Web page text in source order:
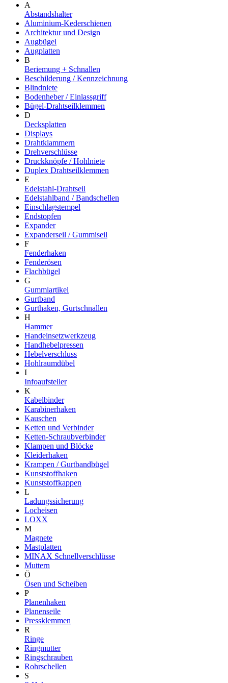
A
Abstandshalter
Aluminium-Kederschienen
Architektur und Design
Augbügel
Augplatten
B
Beriemung + Schnallen
Beschilderung / Kennzeichnung
Blindniete
Bodenheber / Einlassgriff
Bügel-Drahtseilklemmen
D
Decksplatten
Displays
Drahtklammern
Drehverschlüsse
Druckknöpfe / Hohlniete
Duplex Drahtseilklemmen
E
Edelstahl-Drahtseil
Edelstahlband / Bandschellen
Einschlagstempel
Endstopfen
Expander
Expanderseil / Gummiseil
F
Fenderhaken
Fenderösen
Flachbügel
G
Gummiartikel
Gurtband
Gurthaken, Gurtschnallen
H
Hammer
Handeinsetzwerkzeug
Handhebelpressen
Hebelverschluss
Hohlraumdübel
I
Infoaufsteller
K
Kabelbinder
Karabinerhaken
Kauschen
Ketten und Verbinder
Ketten-Schraubverbinder
Klampen und Blöcke
Kleiderhaken
Krampen / Gurtbandbügel
Kunststoffhaken
Kunststoffkappen
L
Ladungssicherung
Locheisen
LOXX
M
Magnete
Mastplatten
MINAX Schnellverschlüsse
Muttern
Ö
Ösen und Scheiben
P
Planenhaken
Planenseile
Pressklemmen
R
Ringe
Ringmutter
Ringschrauben
Rohrschellen
S